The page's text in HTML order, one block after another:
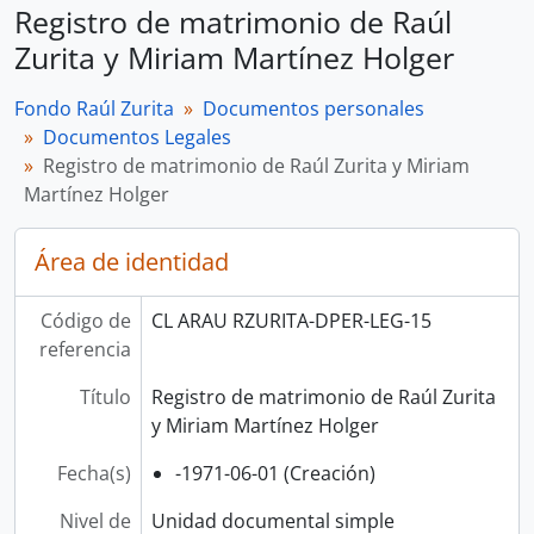
Registro de matrimonio de Raúl
Zurita y Miriam Martínez Holger
Fondo Raúl Zurita
Documentos personales
Documentos Legales
Registro de matrimonio de Raúl Zurita y Miriam
Martínez Holger
Área de identidad
Código de
referencia
CL ARAU RZURITA-DPER-LEG-15
Título
Registro de matrimonio de Raúl Zurita
y Miriam Martínez Holger
Fecha(s)
-1971-06-01 (Creación)
Nivel de
Unidad documental simple